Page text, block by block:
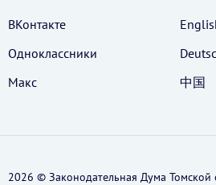
ВКонтакте
Одноклассники
Макс
中国
2026 © Законодательная Дума Томской